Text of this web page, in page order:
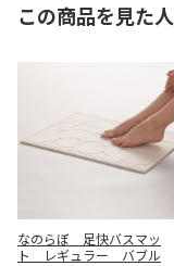
この商品を見た
なのらぼ 足快バスマッ
ト レギュラー バブル